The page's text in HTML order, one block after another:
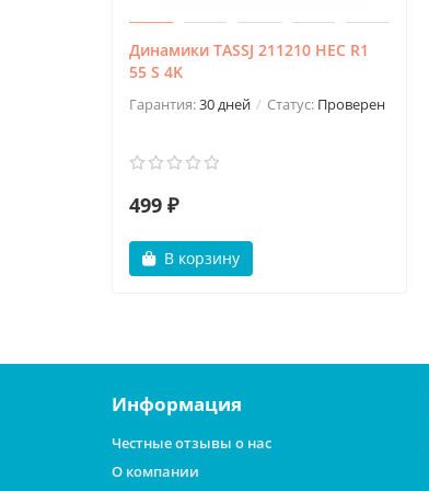
Динамики TASSJ 211210 HEC R1
55 S 4K
Гарантия:30 дней Статус: Проверен
499 ₽
В корзину
Информация
Честные отзывы о нас
О компании